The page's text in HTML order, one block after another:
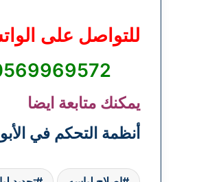
للتواصل على
يمكنك متابعة ايضا
أنظمة التحكم في